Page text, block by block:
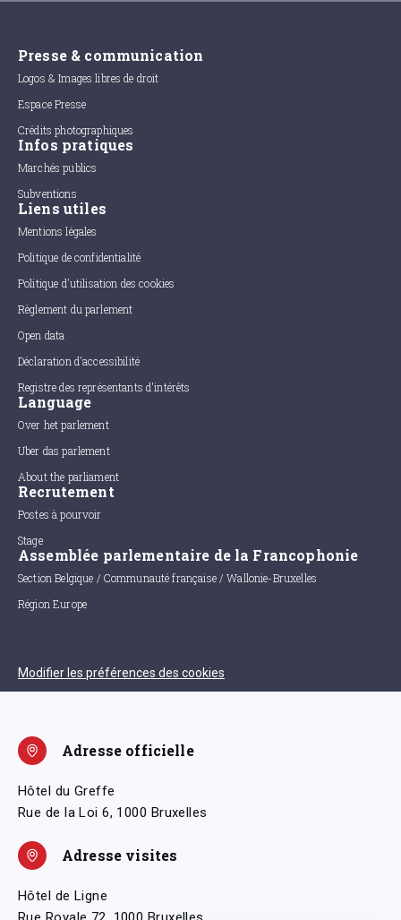
Presse & communication
Logos & Images libres de droit
Espace Presse
Crédits photographiques
Infos pratiques
Marchés publics
Subventions
Liens utiles
Mentions légales
Politique de confidentialité
Politique d'utilisation des cookies
Règlement du parlement
Open data
Déclaration d'accessibilité
Registre des représentants d'intérêts
Language
Over het parlement
Uber das parlement
About the parliament
Recrutement
Postes à pourvoir
Stage
Assemblée parlementaire de la Francophonie
Section Belgique / Communauté française / Wallonie-Bruxelles
Région Europe
Modifier les préférences des cookies
Adresse officielle
Hôtel du Greffe
Rue de la Loi 6, 1000 Bruxelles
Adresse visites
Hôtel de Ligne